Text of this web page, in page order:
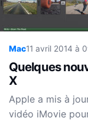
Mac11 avril 2014 à
Quelques
X
Apple a mis à
vidéo iMovie